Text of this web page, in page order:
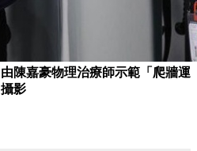
陳嘉豪物理治療師示範「爬牆運
影